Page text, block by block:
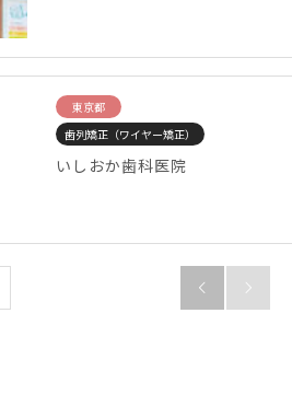
東京都
歯列矯正（ワイヤー矯正）
いしおか歯科医院
 